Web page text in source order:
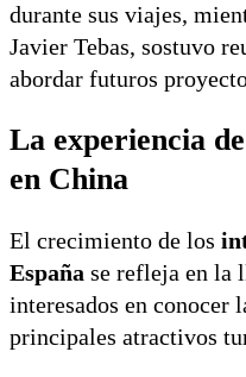
durante sus viajes,
Javier Tebas, sostuvo
abordar futuros
La experiencia
en China
El crecimiento de los
España se refleja en la
interesados en conocer
principales atractivos